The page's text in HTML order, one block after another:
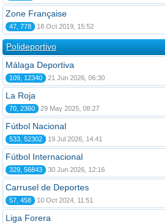
Zone Française
47, 778 18 Oct 2019, 15:52
Polideportivo
Málaga Deportiva
109, 12340 21 Jun 2026, 06:30
La Roja
70, 2360 29 May 2025, 08:27
Fútbol Nacional
533, 52302 19 Jul 2026, 14:41
Fútbol Internacional
329, 56843 30 Jun 2026, 12:16
Carrusel de Deportes
57, 458 10 Oct 2024, 11:51
Liga Forera